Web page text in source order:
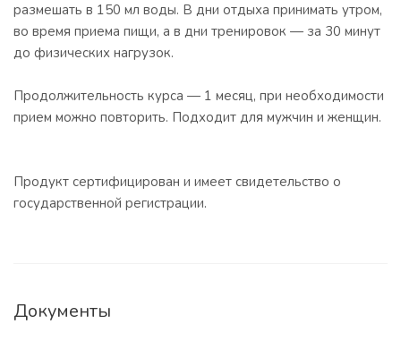
размешать в 150 мл воды. В дни отдыха принимать утром,
во время приема пищи, а в дни тренировок — за 30 минут
до физических нагрузок.
Продолжительность курса — 1 месяц, при необходимости
прием можно повторить. Подходит для мужчин и женщин.
Продукт сертифицирован и имеет свидетельство о
государственной регистрации.
Документы